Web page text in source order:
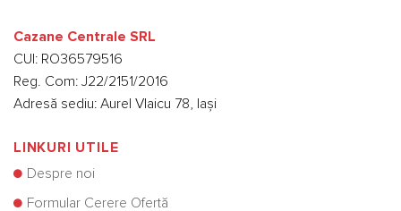
Cazane Centrale SRL
CUI: RO36579516
Reg. Com: J22/2151/2016
Adresă sediu: Aurel Vlaicu 78, Iași
LINKURI UTILE
Despre noi
Formular Cerere Ofertă